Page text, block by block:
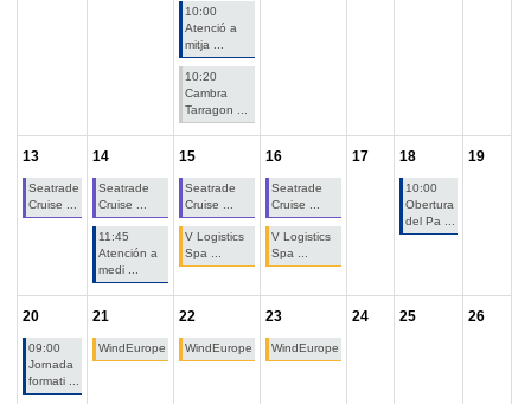
10:00
Atenció a
mitja ...
10:20
Cambra
Tarragon ...
13
Seatrade
Cruise ...
14
Seatrade
Cruise ...
11:45
Atención a
medi ...
15
Seatrade
Cruise ...
V Logistics
Spa ...
16
Seatrade
Cruise ...
V Logistics
Spa ...
17 18
10:00
Obertura
del Pa ...
19
20
09:00
Jornada
formati ...
21
WindEurope
22
WindEurope
23
WindEurope
24 25 26